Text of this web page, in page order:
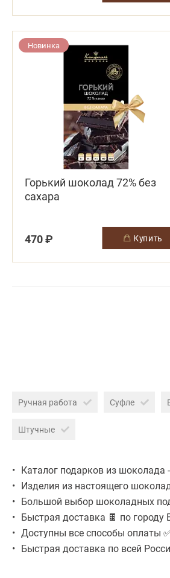
Новинка
Горький шоколад 72% без
сахара
470 ₽ купить
Ручная работа Суфле
Штучные
Каталог подарков из шоколада
Изделия из настоящего
Большой выбор шоколадных
Быстрая доставка 🍫 по городу
Доступны все способы оплаты
Быстрая доставка по всей